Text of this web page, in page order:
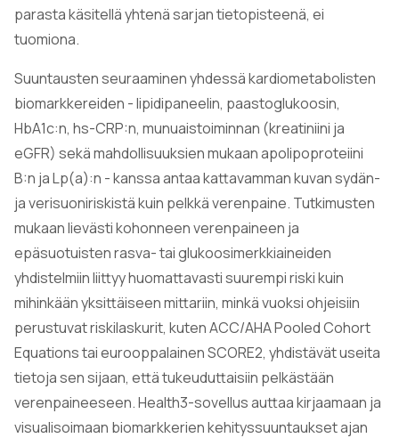
parasta käsitellä yhtenä sarjan tietopisteenä, ei
tuomiona.
Suuntausten seuraaminen yhdessä kardiometabolisten
biomarkkereiden - lipidipaneelin, paastoglukoosin,
HbA1c:n, hs-CRP:n, munuaistoiminnan (kreatiniini ja
eGFR) sekä mahdollisuuksien mukaan apolipoproteiini
B:n ja Lp(a):n - kanssa antaa kattavamman kuvan sydän-
ja verisuoniriskistä kuin pelkkä verenpaine. Tutkimusten
mukaan lievästi kohonneen verenpaineen ja
epäsuotuisten rasva- tai glukoosimerkkiaineiden
yhdistelmiin liittyy huomattavasti suurempi riski kuin
mihinkään yksittäiseen mittariin, minkä vuoksi ohjeisiin
perustuvat riskilaskurit, kuten ACC/AHA Pooled Cohort
Equations tai eurooppalainen SCORE2, yhdistävät useita
tietoja sen sijaan, että tukeuduttaisiin pelkästään
verenpaineeseen. Health3-sovellus auttaa kirjaamaan ja
visualisoimaan biomarkkerien kehityssuuntaukset ajan